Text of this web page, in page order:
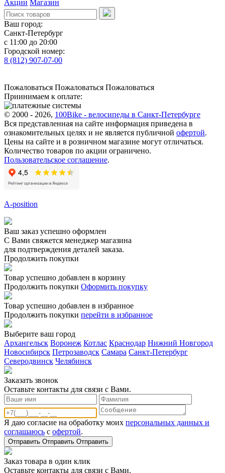
Акции Магазин
Ваш город:
Санкт-Петербург
с 11:00 до 20:00
Городской номер:
8 (812) 907-07-00
Пожаловаться Пожаловаться Пожаловаться
Приинимаем к оплате:
© 2000 - 2026, 100Bike - велосипеды в Санкт-Петербурге
Вся представленная на сайте информация приведена в
ознакомительных целях и не является публичной офертой.
Цены на сайте и в розничном магазине могут отличаться.
Количество товаров по акции ограничено.
Пользовательское соглашение.
A-position
Ваш заказ успешно оформлен
С Вами свяжется менеджер магазина
для подтверждения деталей заказа.
Продолжить покупки
Товар успешно добавлен в корзину
Продолжить покупки Оформить покупку
Товар успешно добавлен в избранное
Продолжить покупки перейти в избранное
Выберите ваш город
Архангельск Воронеж Котлас Краснодар Нижний Новгород
Новосибирск Петрозаводск Самара Санкт-Петербург
Северодвинск Челябинск
Заказать звонoк
Оставьте контакты для связи с Вами.
Я даю согласие на обработку моих персональных данных и
соглашаюсь с офертой.
Отправить Отправить Отправить
Заказ товара в один клик
Оставьте контакты для связи с Вами.